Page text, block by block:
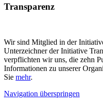
Transparenz
Wir sind Mitglied in der
Unterzeichner der Initiative
verpflichten wir uns, die zehn
Informationen zu unserer
Sie mehr.
Navigation überspringen